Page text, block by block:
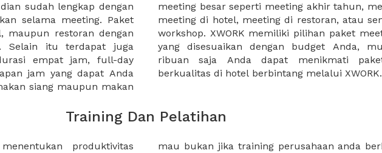
sudah lengkap dengan
selama meeting. Paket
maupun restoran dengan
Selain itu terdapat juga
empat jam, full-day
jam yang dapat Anda
siang maupun makan
meeting awal tahun,
atau seminar harian atau
meeting yang lengkap
mulai dibawah 100
paket meeting yang
berkualitas di hotel berbintang melalui XWORK.
Training Dan Pelatihan
produktivitas
berkesan biasa saja?